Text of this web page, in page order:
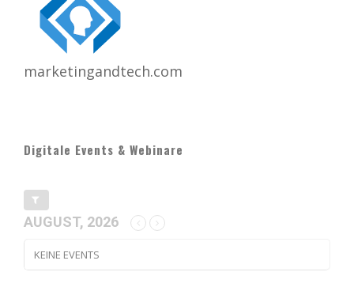
marketingandtech.com
Digitale Events & Webinare
AUGUST, 2026
KEINE EVENTS